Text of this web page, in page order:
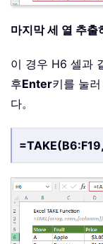
마지막 세 열 추출
이 경우 H6 셀과
후Enter키를 눌
다。